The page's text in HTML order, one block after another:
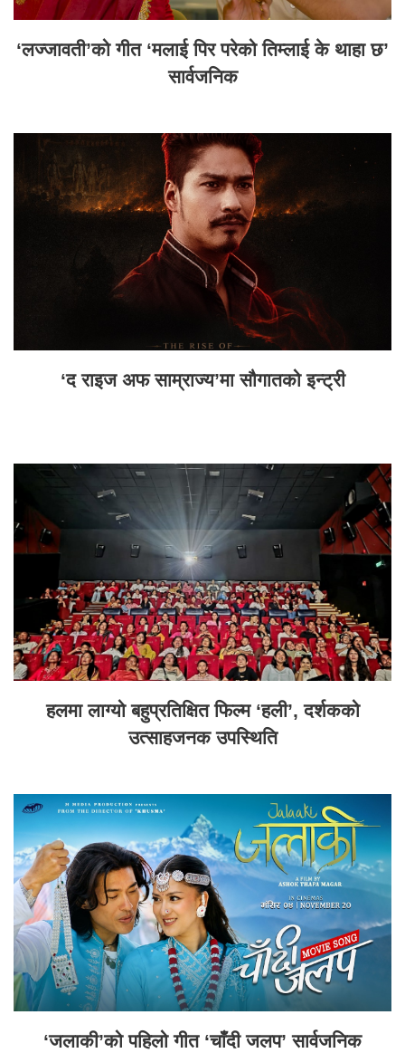
‘लज्जावती’को गीत ‘मलाई पिर परेको तिम्लाई के थाहा छ’
सार्वजनिक
‘द राइज अफ साम्राज्य’मा सौगातको इन्ट्री
हलमा लाग्यो बहुप्रतिक्षित फिल्म ‘हली’, दर्शकको
उत्साहजनक उपस्थिति
‘जलाकी’को पहिलो गीत ‘चाँदी जलप’ सार्वजनिक